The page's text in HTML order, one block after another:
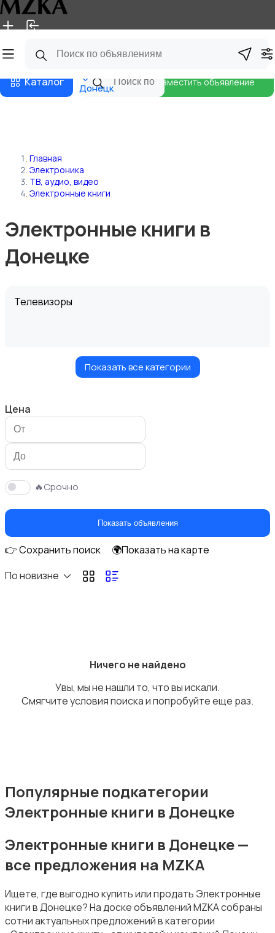
Главная Магазины
Каталог Донецк
Разместить объявление
Главная
Электроника
ТВ, аудио, видео
Электронные книги
Электронные книги в
Донецке
Телевизоры
Акустика, колонки, сабвуферы
Домашние кинотеатры
DVD, Blu-ray и медиаплееры
Электронные книги
Показать все категории
Цена
🔥Срочно
Показать объявления
👉 Сохранить поиск
🌍Показать на карте
По новизне
Ничего не найдено
Увы, мы не нашли то, что вы искали.
Смягчите условия поиска и попробуйте еще раз.
Популярные подкатегории
Электронные книги в Донецке
Электронные книги в Донецке —
все предложения на MZKA
Ищете, где выгодно купить или продать Электронные
книги в Донецке? На доске объявлений MZKA собраны
сотни актуальных предложений в категории